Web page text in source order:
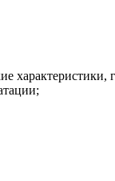
характеристики,